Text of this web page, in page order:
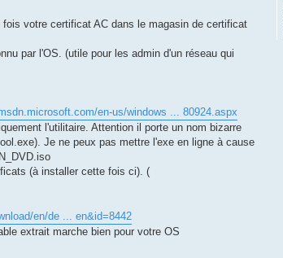
votre certificat AC dans le magasin de certificat
par l'OS. (utile pour les admin d'un réseau qui
en-us/windows ... 80924.aspx
l'utilitaire. Attention il porte un nom bizarre
Je ne peux pas mettre l'exe en ligne à cause
(à installer cette fois ci). (
en/de ... en&id=8442
extrait marche bien pour votre OS